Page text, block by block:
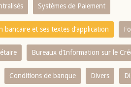
Systèmes de Paiement
et ses textes d’application
Bureaux d’Information sur le
Conditions de banque Divers